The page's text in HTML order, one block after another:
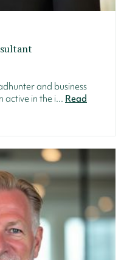
and business
active in the i... Read